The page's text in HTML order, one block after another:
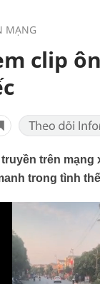
MẠNG
clip
trên
trong tình